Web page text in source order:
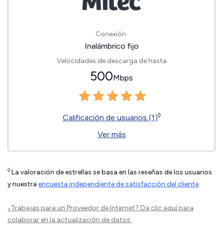
Conexión:
Inalámbrico fijo
Velocidades de descarga de hasta
500Mbps
Calificación de usuarios (1)◊
Ver más
◊ La valoración de estrellas se basa en las reseñas de los usuarios
y nuestra encuesta independiente de satisfacción del cliente.
¿Trabajas para un Proveedor de Internet? Da clic aquípara
colaborar en la actualización de datos.